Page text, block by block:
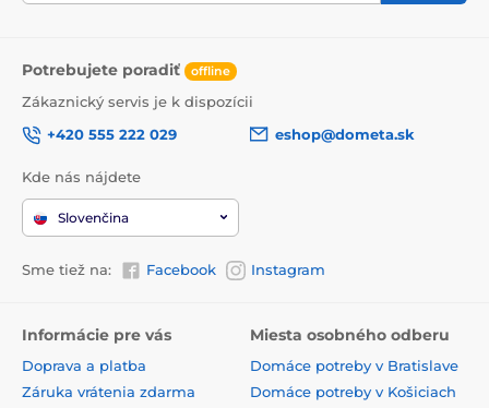
Potrebujete poradiť offline
Zákaznický servis je k dispozícii
+420 555 222 029
eshop@dometa.sk
Kde nás nájdete
Slovenčina
Sme tiež na: Facebook Instagram
Informácie pre vás
Doprava a platba
Záruka vrátenia zdarma
Miesta osobného odberu
Domáce potreby v Bratislave
Domáce potreby v Košiciach